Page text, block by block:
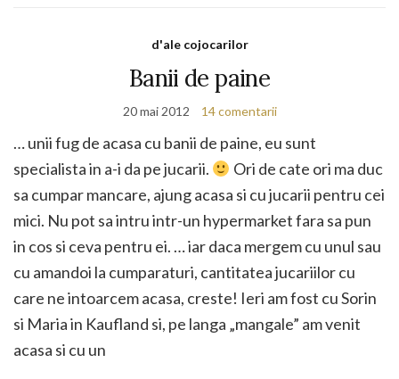
d'ale cojocarilor
Banii de paine
20 mai 2012 14 comentarii
… unii fug de acasa cu banii de paine, eu sunt
specialista in a-i da pe jucarii.
Ori de cate ori ma duc
sa cumpar mancare, ajung acasa si cu jucarii pentru cei
mici. Nu pot sa intru intr-un hypermarket fara sa pun
in cos si ceva pentru ei. … iar daca mergem cu unul sau
cu amandoi la cumparaturi, cantitatea jucariilor cu
care ne intoarcem acasa, creste! Ieri am fost cu Sorin
si Maria in Kaufland si, pe langa „mangale” am venit
acasa si cu un